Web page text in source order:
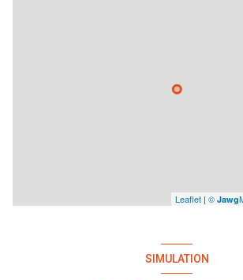
Leaflet | © Jawg
SIMULATION